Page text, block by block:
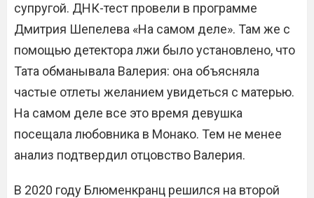
супругой. ДНК-тест провели в программе
Дмитрия Шепелева «На самом деле». Там же с
помощью детектора лжи было установлено, что
Тата обманывала Валерия: она объясняла
частые отлеты желанием увидеться с матерью.
На самом деле все это время девушка
посещала любовника в Монако. Тем не менее
анализ подтвердил отцовство Валерия.
В 2020 году Блюменкранц решился на второй